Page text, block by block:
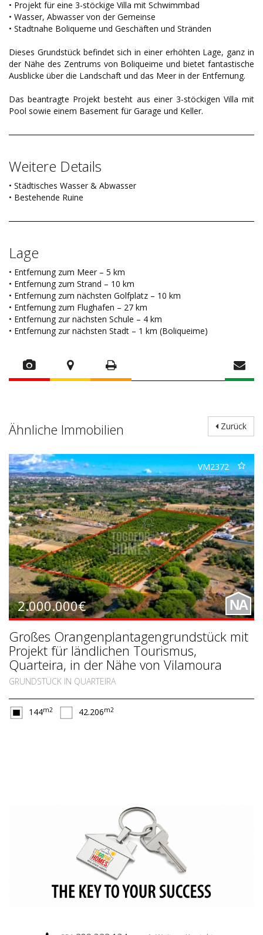
• Projekt für eine 3-stöckige Villa mit Schwimmbad
• Wasser, Abwasser von der Gemeinse
• Stadtnahe Boliqueme und Geschäften und Stränden
Dieses Grundstück befindet sich in einer erhöhten Lage, ganz in
der Nähe des Zentrums von Boliqueime und bietet fantastische
Ausblicke über die Landschaft und das Meer in der Entfernung.
Das beantragte Projekt besteht aus einer 3-stöckigen Villa mit
Pool sowie einem Basement für Garage und Keller.
Weitere Details
• Städtisches Wasser & Abwasser
• Bestehende Ruine
Lage
• Entfernung zum Meer – 5 km
• Entfernung zum Strand – 10 km
• Entfernung zum nächsten Golfplatz – 10 km
• Entfernung zum Flughafen – 27 km
• Entfernung zur nächsten Schule – 4 km
• Entfernung zur nächsten Stadt – 1 km (Boliqueime)
Zurück
Ähnliche Immobilien
VM2372
2.000.000€ NA
Großes Orangenplantagengrundstück mit
Projekt für ländlichen Tourismus,
Quarteira, in der Nähe von Vilamoura
GRUNDSTÜCK IN QUARTEIRA
144m2 42.206m2